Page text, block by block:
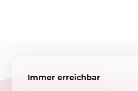
Immer erreichbar